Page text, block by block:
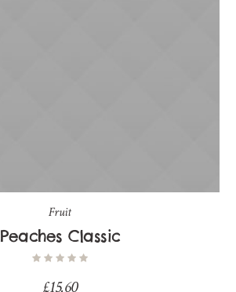
Fruit
Peaches Classic
£15.60